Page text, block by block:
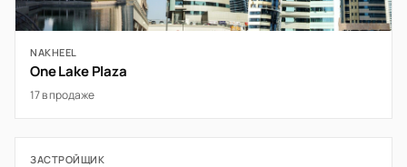
NAKHEEL
One Lake Plaza
17 в продаже
ЗАСТРОЙЩИК